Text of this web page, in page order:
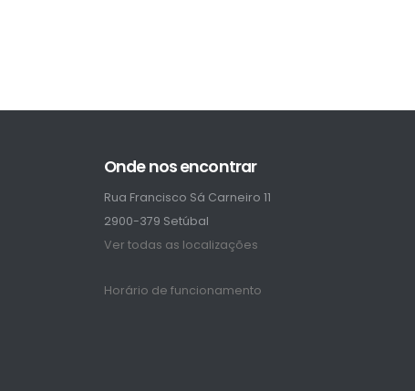
Onde nos encontrar
Rua Francisco Sá Carneiro 11
2900-379 Setúbal
Ver todas as localizações
Horário de funcionamento